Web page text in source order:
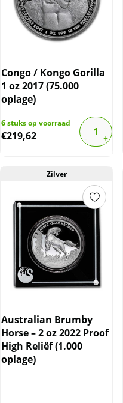
Congo / Kongo Gorilla
1 oz 2017 (75.000
oplage)
6stuks op voorraad
€219,62
Zilver
Australian Brumby
Horse – 2 oz 2022 Proof
High Reliëf (1.000
oplage)